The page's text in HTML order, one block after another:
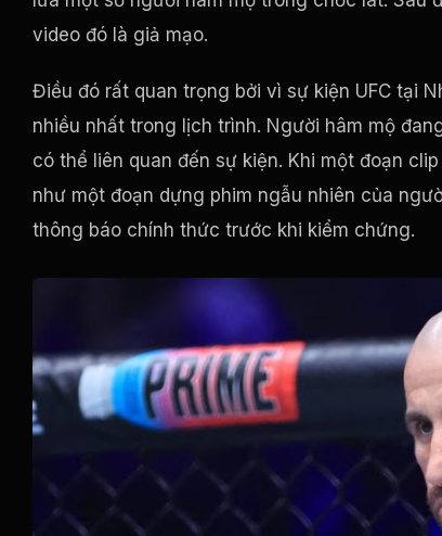
video đó là giả mạo.
Điều đó rất quan trọng bởi vì sự kiện UFC tại
nhiều nhất trong lịch trình. Người hâm mộ
có thể liên quan đến sự kiện. Khi một đoạn
như một đoạn dựng phim ngẫu nhiên của
thông báo chính thức trước khi kiểm chứng.